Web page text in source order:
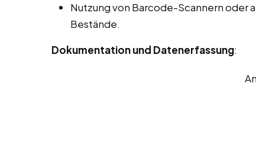
Nutzung von Barcode-Scannern oder
Bestände.
Dokumentation und Datenerfassung: